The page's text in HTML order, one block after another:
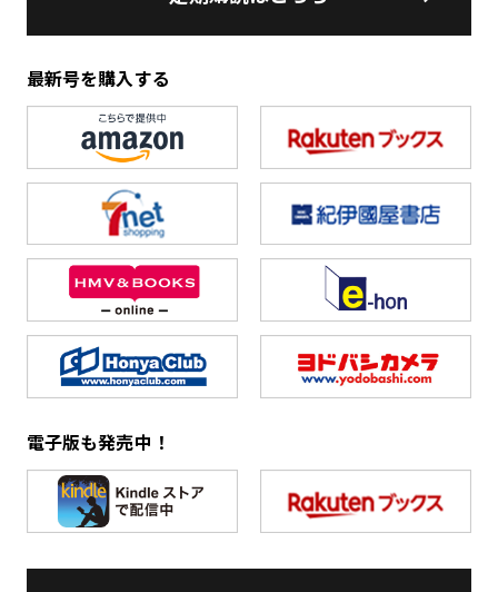
最新号を購入する
電子版も発売中！